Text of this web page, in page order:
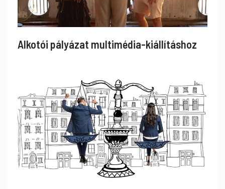
Alkotói pályázat multimédia-kiállításhoz